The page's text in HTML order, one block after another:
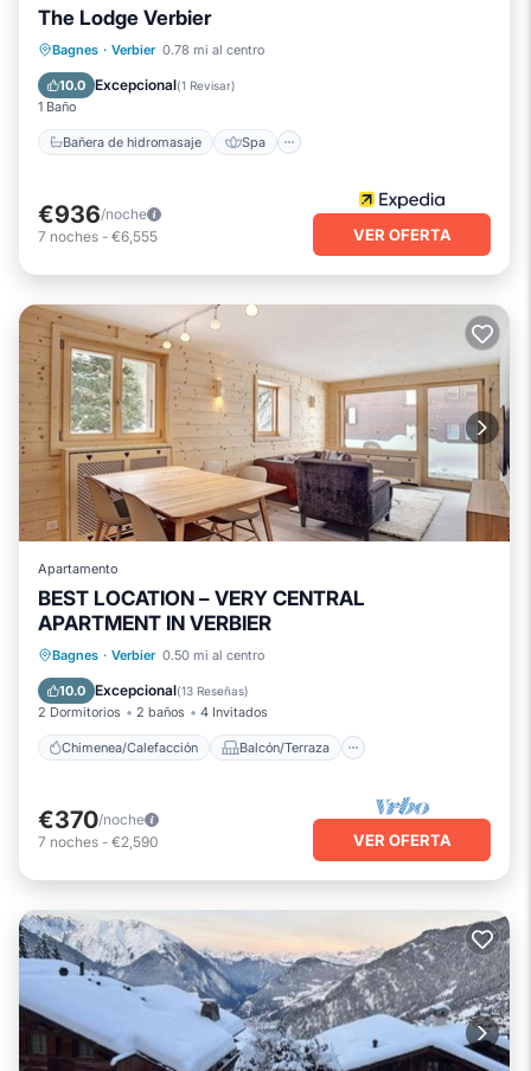
Como lugares para visitar y cosas para hacer cerca, puede
consultar a continuación para obtener más información.
The Lodge Verbier
Bagnes · Verbier 0.78 mi al centro
10.0 Excepcional(1 Revisar)
1 Baño
Bañera de hidromasaje Spa
Bañera de hidromasaje
Chimenea/Calefacción
€936/noche
7 noches - €6,555 VER OFERTA
Apartamento
BEST LOCATION – VERY CENTRAL
APARTMENT IN VERBIER
Bagnes · Verbier 0.50 mi al centro
10.0 Excepcional(13 Reseñas)
2 Dormitorios 2 baños 4 Invitados
Chimenea/Calefacción Balcón/Terraza
Chimenea/Calefacción
Cocina
Aparcamiento
€370/noche
7 noches - €2,590 VER OFERTA